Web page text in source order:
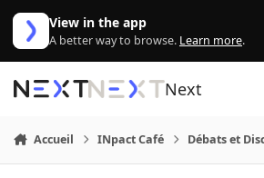
Aller au contenu
View in the app
A better way to browse. Learn more.
Next
Accueil INpact Café Débats et